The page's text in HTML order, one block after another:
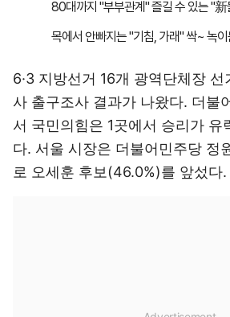
6·3 지방선거 16개 광역단체장
사 출구조사 결과가 나왔다. 더불
서 국민의힘은 1곳에서 승리가 유
다. 서울 시장은 더불어민주당 정
로 오세훈 후보(46.0%)를 앞섰다.